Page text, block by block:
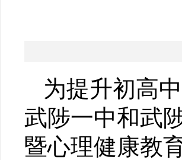
为提升初高
武陟一中和武
暨心理健康教